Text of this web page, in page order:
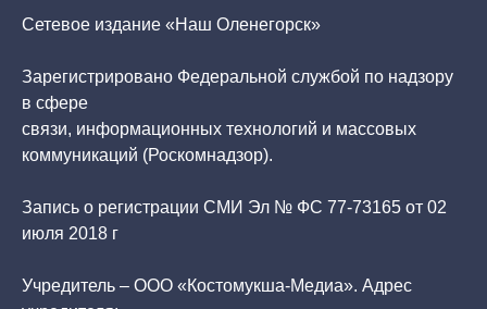
Сетевое издание «Наш Оленегорск»
Зарегистрировано Федеральной службой по надзору
в сфере
связи, информационных технологий и массовых
коммуникаций (Роскомнадзор).
Запись о регистрации СМИ Эл № ФС 77-73165 от 02
июля 2018 г
Учредитель – ООО «Костомукша-Медиа». Адрес